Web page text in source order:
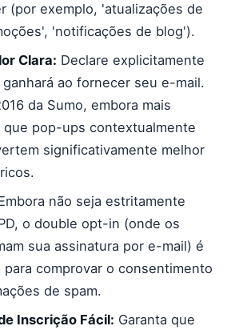
(por exemplo, 'atualizações de
'notificações de blog').
Clara: Declare explicitamente
ao fornecer seu e-mail.
da Sumo, embora mais
que pop-ups contextualmente
significativamente melhor
não seja estritamente
o double opt-in (onde os
sua assinatura por e-mail) é
para comprovar o consentimento
de spam.
Inscrição Fácil: Garanta que